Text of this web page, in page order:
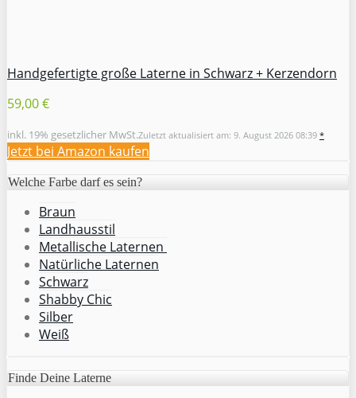
Handgefertigte große Laterne in Schwarz + Kerzendorn
59,00 €
inkl. 19% gesetzlicher MwSt.Zuletzt aktualisiert am: 9. August 2026 08:39 *
Jetzt bei Amazon kaufen
Welche Farbe darf es sein?
Braun
Landhausstil
Metallische Laternen
Natürliche Laternen
Schwarz
Shabby Chic
Silber
Weiß
Finde Deine Laterne